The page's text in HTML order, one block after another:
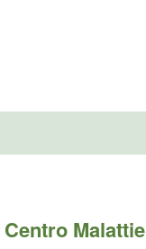
Centro Malattie